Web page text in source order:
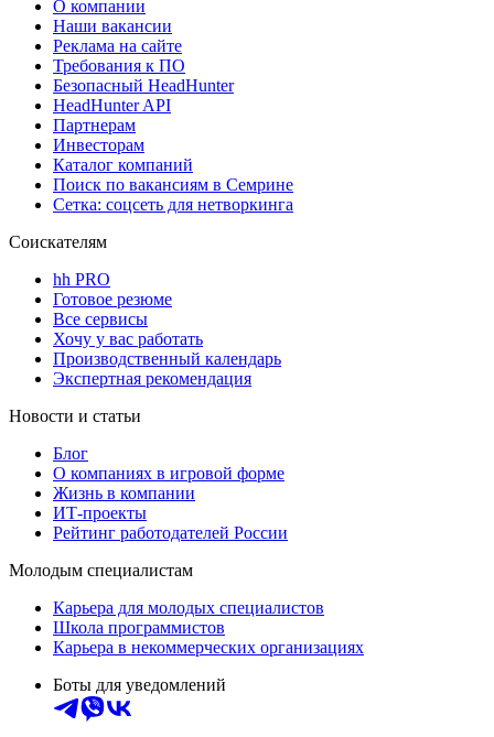
О компании
Наши вакансии
Реклама на сайте
Требования к ПО
Безопасный HeadHunter
HeadHunter API
Партнерам
Инвесторам
Каталог компаний
Поиск по вакансиям в Семрине
Сетка: соцсеть для нетворкинга
Соискателям
hh PRO
Готовое резюме
Все сервисы
Хочу у вас работать
Производственный календарь
Экспертная рекомендация
Новости и статьи
Блог
О компаниях в игровой форме
Жизнь в компании
ИТ-проекты
Рейтинг работодателей России
Молодым специалистам
Карьера для молодых специалистов
Школа программистов
Карьера в некоммерческих организациях
Боты для уведомлений